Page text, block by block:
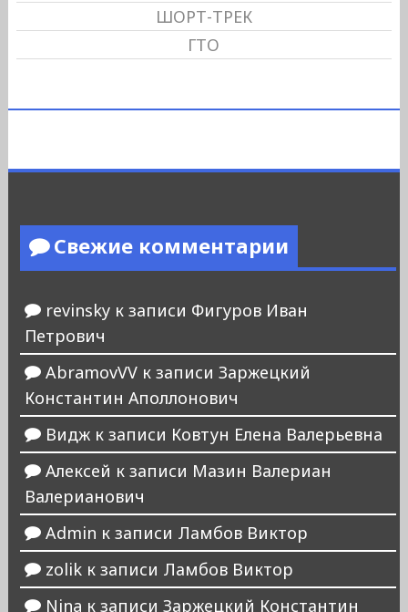
ШОРТ-ТРЕК
ГТО
Свежие комментарии
revinskyк записи Фигуров Иван
Петрович
AbramovVVк записи Заржецкий
Константин Аполлонович
Виджк записи Ковтун Елена Валерьевна
Алексей к записи Мазин Валериан
Валерианович
Admin к записи Ламбов Виктор
zolikк записи Ламбов Виктор
Nina к записи Заржецкий Константин